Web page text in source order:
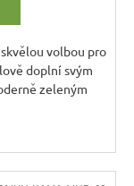
volbou pro
doplní svým
zeleným